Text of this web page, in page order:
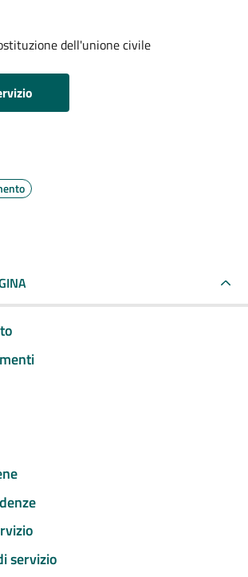
dell'unione civile
servizio